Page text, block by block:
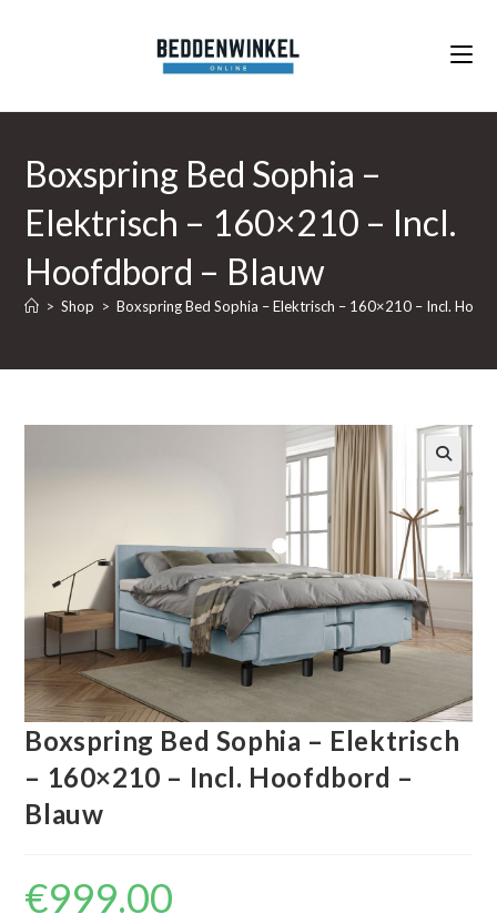
Boxspring Bed Sophia –
Elektrisch – 160×210 – Incl.
Hoofdbord – Blauw
> Shop > Boxspring Bed Sophia – Elektrisch – 160×210 – Incl.
🔍
Boxspring Bed Sophia – Elektrisch
– 160×210 – Incl. Hoofdbord –
Blauw
€999.00